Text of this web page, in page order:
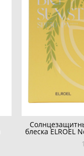
блеска ELROEL